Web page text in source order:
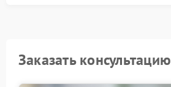
Заказать консультацию